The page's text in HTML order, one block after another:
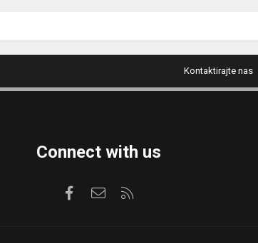
Kontaktirajte nas
Connect with us
FacebookKontaktirajte nas